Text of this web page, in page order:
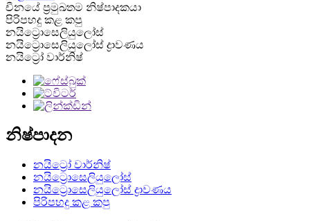
චීනයේ ප්‍රමුඛතම නිෂ්පාදකයා
පිරිපහදු කළ කපු
නයිට්‍රොසෙලියුලෝස්
නයිට්‍රොසෙලියුලෝස් ද්‍රාවණය
නයිට්‍රෝ වාර්නිෂ්
නිෂ්පාදන
නයිට්‍රෝ වාර්නිෂ්
නයිට්‍රොසෙලියුලෝස්
නයිට්‍රොසෙලියුලෝස් ද්‍රාවණය
පිරිපහදු කළ කපු